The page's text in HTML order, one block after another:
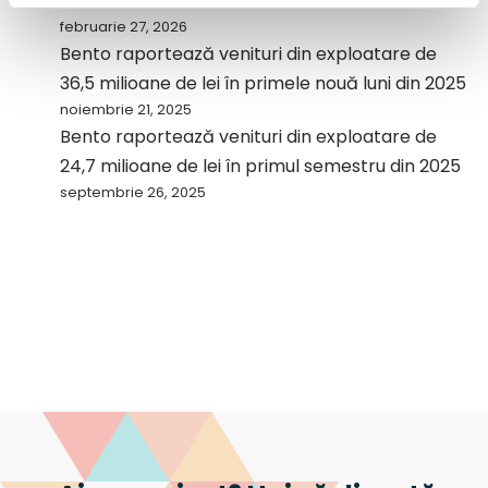
februarie 27, 2026
Bento raportează venituri din exploatare de
36,5 milioane de lei în primele nouă luni din 2025
noiembrie 21, 2025
Bento raportează venituri din exploatare de
24,7 milioane de lei în primul semestru din 2025
septembrie 26, 2025